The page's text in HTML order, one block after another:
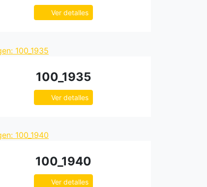
Ver detalles
100_1935
Ver detalles
100_1940
Ver detalles